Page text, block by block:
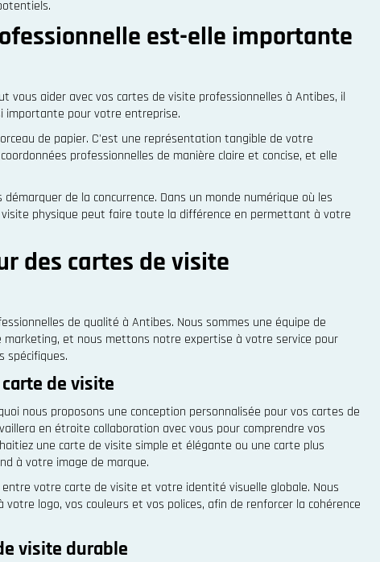
est-elle importante
vous aider avec vos cartes de visite professionnelles à Antibes, il
importante pour votre entreprise.
de papier. C'est une représentation tangible de votre
professionnelles de manière claire et concise, et elle
de la concurrence. Dans un monde numérique où les
physique peut faire toute la différence en permettant à votre
des cartes de visite
de qualité à Antibes. Nous sommes une équipe de
et nous mettons notre expertise à votre service pour
spécifiques.
de visite
nous proposons une conception personnalisée pour vos cartes de
en étroite collaboration avec vous pour comprendre vos
une carte de visite simple et élégante ou une carte plus
à votre image de marque.
votre carte de visite et votre identité visuelle globale. Nous
logo, vos couleurs et vos polices, afin de renforcer la cohérence
visite durable